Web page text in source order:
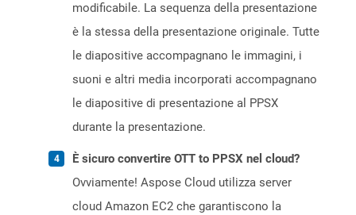
modificabile. La sequenza della presentazione
è la stessa della presentazione originale. Tutte
le diapositive accompagnano le immagini, i
suoni e altri media incorporati accompagnano
le diapositive di presentazione al PPSX
durante la presentazione.
È sicuro convertire OTT to PPSX nel cloud?
Ovviamente! Aspose Cloud utilizza server
cloud Amazon EC2 che garantiscono la